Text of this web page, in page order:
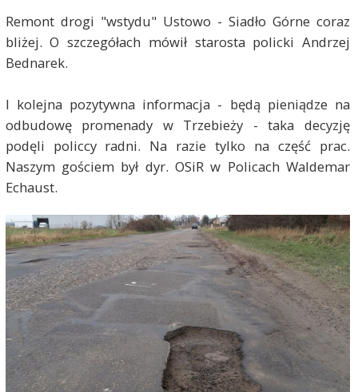
Remont drogi "wstydu" Ustowo - Siadło Górne coraz
bliżej. O szczegółach mówił starosta policki Andrzej
Bednarek.
I kolejna pozytywna informacja - będą pieniądze na
odbudowę promenady w Trzebieży - taka decyzję
podęli policcy radni. Na razie tylko na część prac.
Naszym gościem był dyr. OSiR w Policach Waldemar
Echaust.